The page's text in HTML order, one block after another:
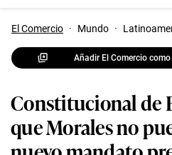
El Comercio · Mundo ·
Añadir El Comercio
Constitucional de
que Morales no